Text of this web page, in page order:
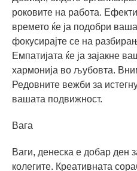
роковите на работа.
времето ќе ја подобри
фокусирајте се на
Емпатијата ќе ја зајакне
хармонија во љубовта.
Редовните вежби за
вашата подвижност.
Вага
Ваги, денеска е добар ден
колегите. Креативната